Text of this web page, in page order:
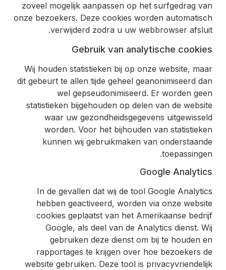
zoveel mogelijk aanpassen op het surfgedrag van
onze bezoekers. Deze cookies worden automatisch
verwijderd zodra u uw webbrowser afsluit.
Gebruik van analytische cookies
Wij houden statistieken bij op onze website, maar
dit gebeurt te allen tijde geheel geanonimiseerd dan
wel gepseudonimiseerd. Er worden geen
statistieken bijgehouden op delen van de website
waar uw gezondheidsgegevens uitgewisseld
worden. Voor het bijhouden van statistieken
kunnen wij gebruikmaken van onderstaande
toepassingen.
Google Analytics
In de gevallen dat wij de tool Google Analytics
hebben geactiveerd, worden via onze website
cookies geplaatst van het Amerikaanse bedrijf
Google, als deel van de Analytics dienst. Wij
gebruiken deze dienst om bij te houden en
rapportages te krijgen over hoe bezoekers de
website gebruiken. Deze tool is privacyvriendelijk